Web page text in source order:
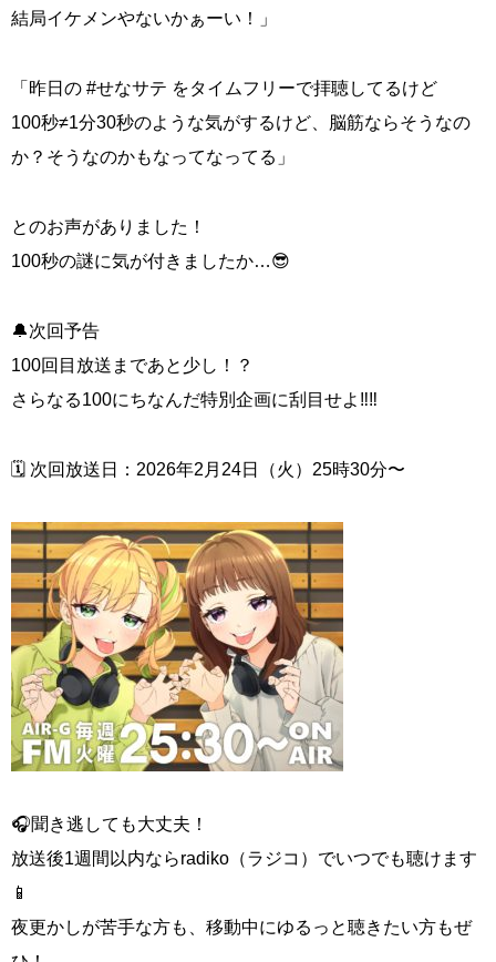
結局イケメンやないかぁーい！」
「昨日の #せなサテ をタイムフリーで拝聴してるけど
100秒≠1分30秒のような気がするけど、脳筋ならそうなの
か？そうなのかもなってなってる」
とのお声がありました！
100秒の謎に気が付きましたか…😎
🔔次回予告
100回目放送まであと少し！？
さらなる100にちなんだ特別企画に刮目せよ‼️‼️
🗓 次回放送日：2026年2月24日（火）25時30分〜
🎧聞き逃しても大丈夫！
放送後1週間以内ならradiko（ラジコ）でいつでも聴けます
📱
夜更かしが苦手な方も、移動中にゆるっと聴きたい方もぜ